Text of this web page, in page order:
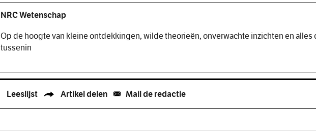
NRC Wetenschap
Op de hoogte van kleine ontdekkingen, wilde theorieën, onverwachte inzichten en alles
tussenin
Leeslijst Artikel delen Mail de redactie